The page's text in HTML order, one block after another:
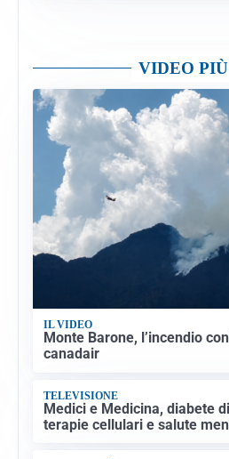
VIDEO
IL VIDEO
Monte Barone, l’incendio
canadair
TELEVISIONE
Medici e Medicina, diabete
terapie cellulari e salute